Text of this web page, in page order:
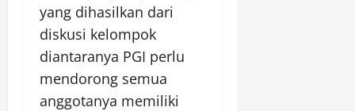
yang dihasilkan dari
diskusi kelompok
diantaranya PGI perlu
mendorong semua
anggotanya memiliki